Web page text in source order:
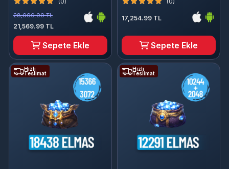
28,000.99 TL
21,569.99 TL
Sepete Ekle
17,254.99 TL
Sepete Ekle
Hızlı
Teslimat
Hızlı
Teslimat